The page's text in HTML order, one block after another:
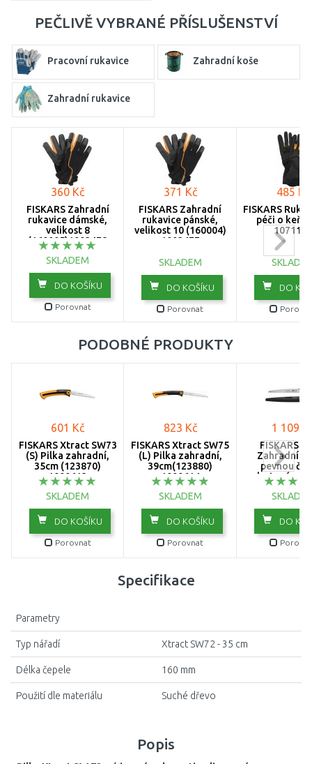
PEČLIVĚ VYBRANÉ PŘÍSLUŠENSTVÍ
Pracovní rukavice Zahradní koše
Zahradní rukavice
360 Kč
FISKARS Zahradní
rukavice dámské,
velikost 8
(160005)1003478
SKLADEM
DO KOŠÍKU
Porovnat
371 Kč
FISKARS Zahradní
rukavice pánské,
velikost 10 (160004)
1003477
SKLADEM
DO KOŠÍKU
Porovnat
485 Kč
FISKARS
péči o keře
1071152
DO
PODOBNÉ PRODUKTY
601 Kč
FISKARS Xtract SW73
(S) Pilka zahradní,
35cm (123870)
1000613
SKLADEM
DO KOŠÍKU
Porovnat
823 Kč
FISKARS Xtract SW75
(L) Pilka zahradní,
39cm(123880)
1000614
SKLADEM
DO KOŠÍKU
Porovnat
1 109
FISKARS
Zahradní
pevnou
plastové
49cm
1001620
DO
Popis
Specifikace
Parametry
Typ nářadí Xtract SW72 - 35 cm
Délka čepele 160 mm
Použití dle materiálu Suché dřevo